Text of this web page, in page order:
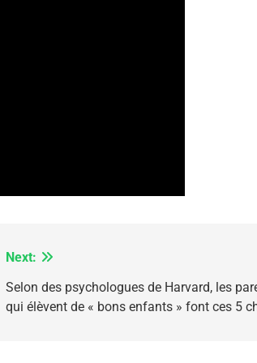
Next:
Selon des psychologues de Harvard, les
qui élèvent de « bons enfants » font ces 5
Le Miel De Tadla Azilal